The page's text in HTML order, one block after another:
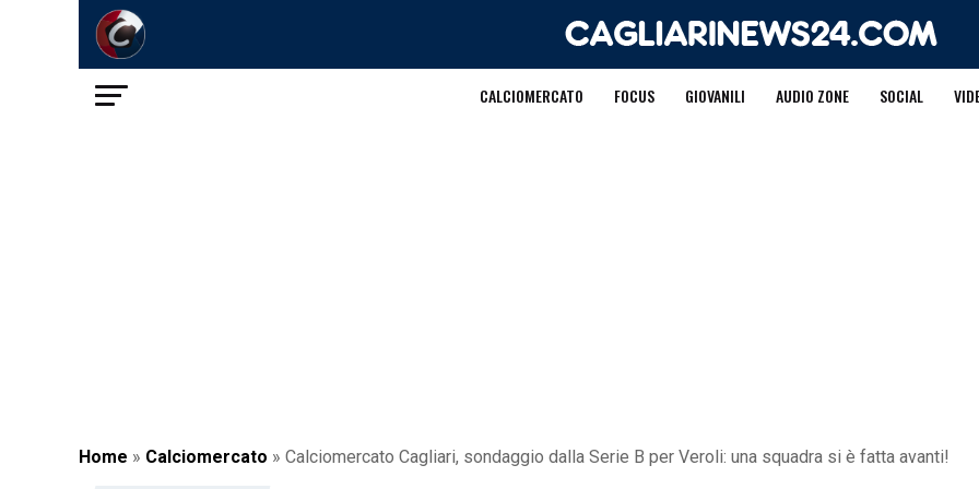
CALCIOMERCATO FOCUS GIOVANILI AUDIO ZONE SOCIAL
Home » Calciomercato » Calciomercato Cagliari, sondaggio dalla Serie B per Veroli: una squadra si è fatta avanti!